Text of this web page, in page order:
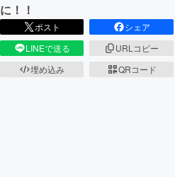
に！！
ポスト
シェア
LINEで送る
URLコピー
埋め込み
QRコード